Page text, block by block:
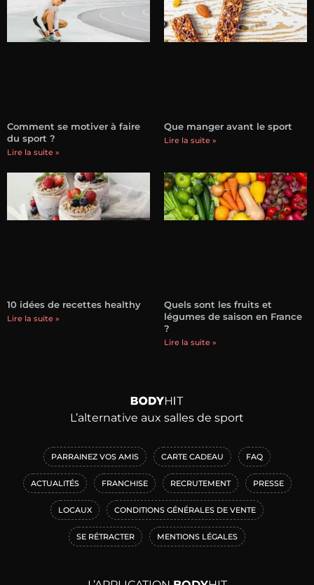
Comment se motiver à faire
du sport ?
Lire la suite »
Que manger avant le sport
Lire la suite »
10 idées de recettes healthy
Lire la suite »
Quels sont les fruits et
légumes de saison en France
?
Lire la suite »
L’alternative aux salles de sport
PARRAINEZ VOS AMIS CARTE CADEAU FAQ
ACTUALITÉS FRANCHISE RECRUTEMENT PRESSE
LOCAUX CONDITIONS GÉNÉRALES DE VENTE
SE RÉTRACTER MENTIONS LÉGALES